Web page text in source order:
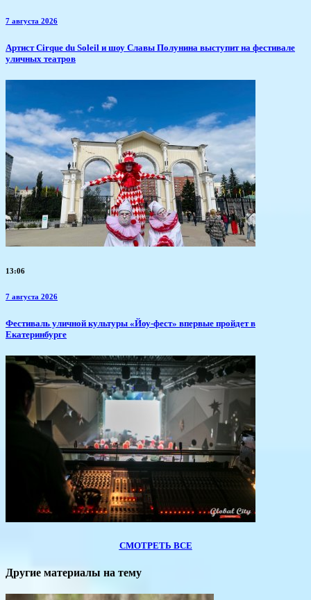
7 августа 2026
Артист Cirque du Soleil и шоу Славы Полунина выступит на фестивале
уличных театров
13:06
7 августа 2026
​Фестиваль уличной культуры «Йоу-фест» впервые пройдет в
Екатеринбурге
СМОТРЕТЬ ВСЕ
Другие материалы на тему